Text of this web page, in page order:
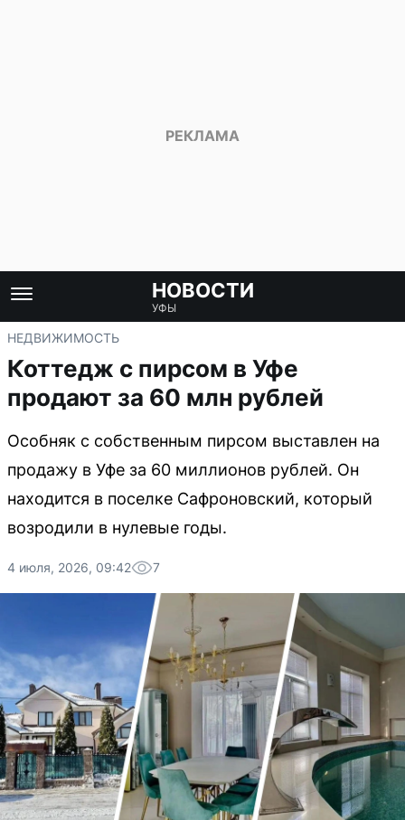
НОВОСТИ
УФЫ
НЕДВИЖИМОСТЬ
Коттедж с пирсом в Уфе
продают за 60 млн рублей
Особняк с собственным пирсом выставлен на
продажу в Уфе за 60 миллионов рублей. Он
находится в поселке Сафроновский, который
возродили в нулевые годы.
4 июля, 2026, 09:42 7